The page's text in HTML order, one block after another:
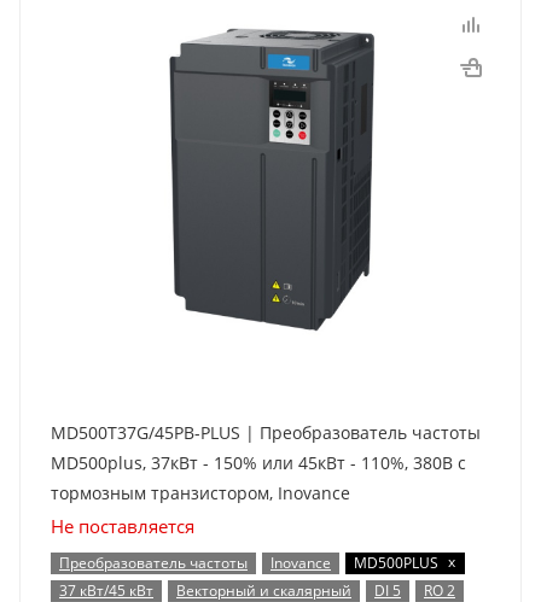
MD500T37G/45PB-PLUS | Преобразователь частоты
MD500plus, 37кВт - 150% или 45кВт - 110%, 380В с
тормозным транзистором, Inovance
Не поставляется
Преобразователь частоты Inovance MD500PLUS x
37 кВт/45 кВт
Векторный и скалярный DI 5
RO 2